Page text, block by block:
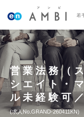
若
営業法務（
シエイト・
ル未経験可
求人No.GRAND-260411KN